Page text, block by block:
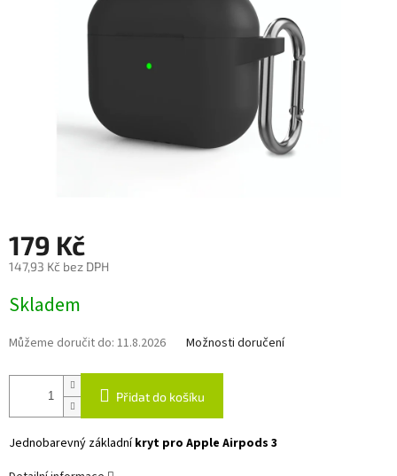
179 Kč
147,93 Kč bez DPH
cena:
Skladem
Můžeme doručit do: 11.8.2026 Možnosti doručení
Přidat do košíku
Jednobarevný základníkryt pro Apple Airpods 3